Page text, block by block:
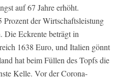
auf 67 Jahre erhöht.
der Wirtschaftsleistung
Die Eckrente beträgt in
1638 Euro, und Italien gönnt
hat beim Füllen des Topfs die
Kelle. Vor der Corona-